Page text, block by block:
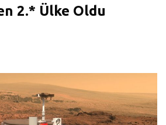
2.* Ülke Oldu